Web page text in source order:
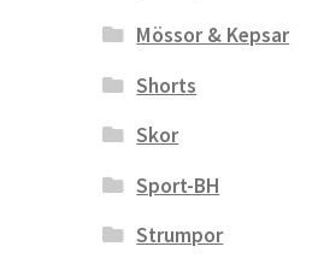
Mössor & Kepsar
Shorts
Skor
Sport-BH
Strumpor